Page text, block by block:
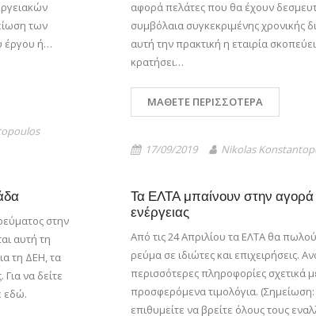
των
έργου ή…
αφορά πελάτες που θα έχουν
συμβόλαια συγκεκριμένης χρονικής
αυτή την πρακτική η εταιρία
κρατήσει…
ΜΆΘΕΤΕ ΠΕΡΙΣΣΌΤΕΡΑ
17/09/2019 Nikolas
στην
αυτή τη
τη ΔΕΗ, τα
Για να δείτε
εδώ.
Τα ΕΛΤΑ μπαίνουν στην αγορά
ενέργειας
Από τις 24 Απριλίου τα ΕΛΤΑ θα
ρεύμα σε ιδιώτες και επιχειρήσεις.
περισσότερες πληροφορίες σχετικά
προσφερόμενα τιμολόγια.
επιθυμείτε να βρείτε όλους τους